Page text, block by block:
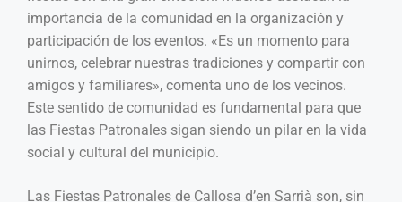
importancia de la comunidad en la organización y
participación de los eventos. «Es un momento para
unirnos, celebrar nuestras tradiciones y compartir con
amigos y familiares», comenta uno de los vecinos.
Este sentido de comunidad es fundamental para que
las Fiestas Patronales sigan siendo un pilar en la vida
social y cultural del municipio.
Las Fiestas Patronales de Callosa d’en Sarrià son, sin